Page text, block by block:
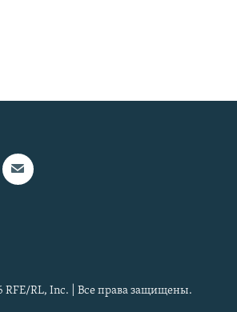
RFE/RL, Inc. | Все права защищены.